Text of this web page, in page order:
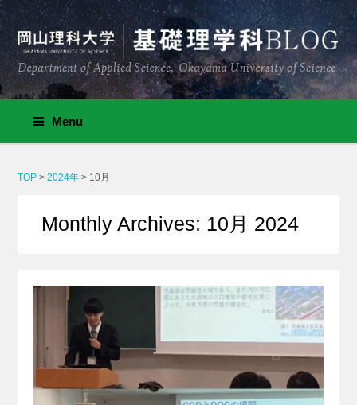
Menu
TOP >2024年 > 10月
Monthly Archives: 10月 2024